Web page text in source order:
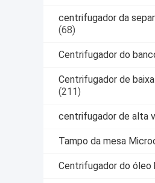
centrifugador da
(68)
Centrifugador do
Centrifugador de
(211)
centrifugador de alta
Tampo da mesa
Centrifugador do óleo